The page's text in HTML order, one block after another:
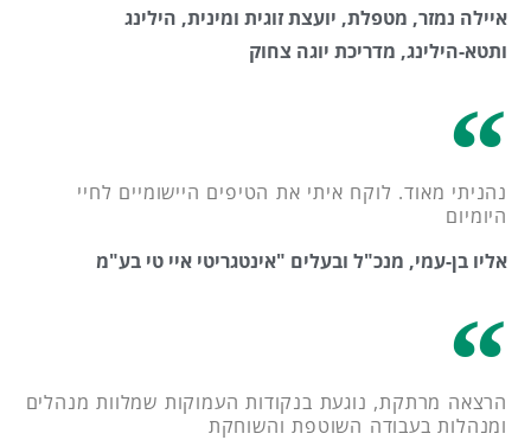
איילה נמזר, מטפלת, יועצת זוגית ומינית, הילינג
ותטא-הילינג, מדריכת יוגה צחוק
נהניתי מאוד. לוקח איתי את הטיפים היישומיים לחיי
היומיום
אליו בן-עמי, מנכ"ל ובעלים "אינטגריטי איי טי בע"מ
הרצאה מרתקת, נוגעת בנקודות העמוקות שמלוות מנהלים
ומנהלות בעבודה השוטפת והשוחקת